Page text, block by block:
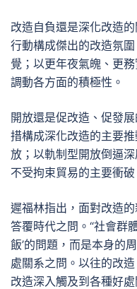
改造自負還是深化改造
行動構成傑出的改造氛
覺；以更年夜氣魄、更
調動各方面的積極性。
開放還是促改造、促發
措構成深化改造的主要
放；以軌制型開放倒逼
不受拘束貿易的主要衝破
遲福林指出，面對改造
答覆時代之問。“社會群
飯’的問題，而是本身的
處關系之問。以往的改
改造深入觸及到各種好處